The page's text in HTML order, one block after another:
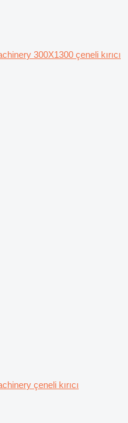
300X1300 çeneli kırıcı
çeneli kırıcı